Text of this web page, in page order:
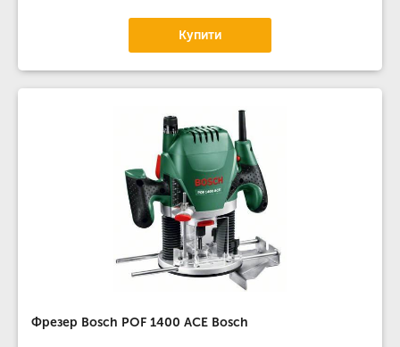
Купити
Фрезер Bosch POF 1400 ACE Bosch